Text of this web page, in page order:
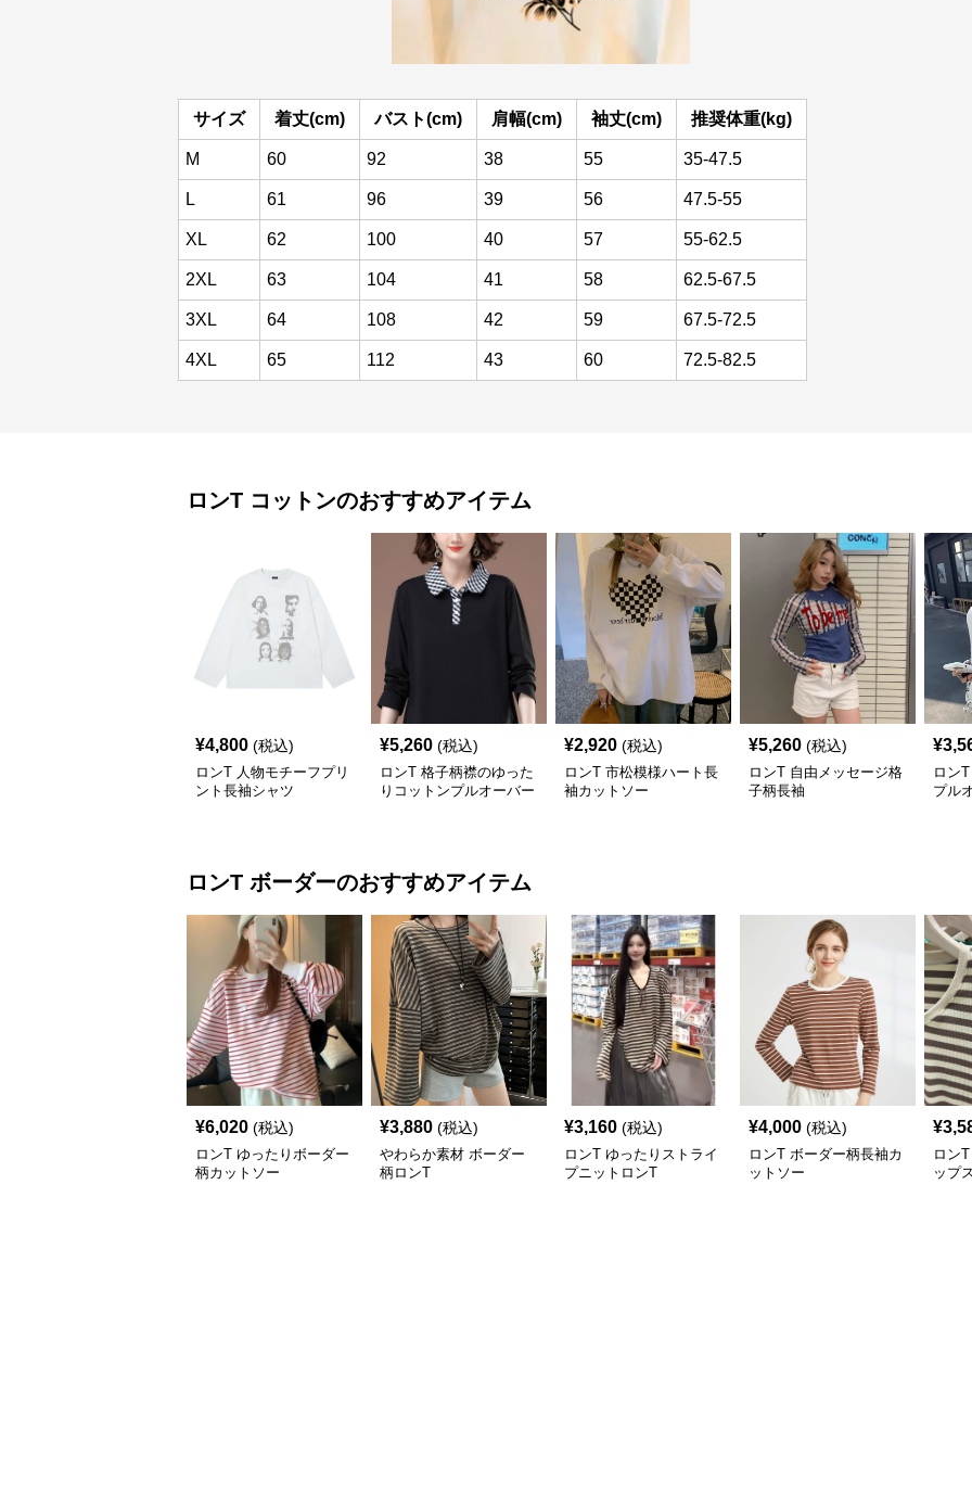
サイズ 着丈(cm) バスト(cm) 肩幅(cm) 袖丈(cm) 推奨体重(kg)
M 60 92 38 55 35-47.5
L 61 96 39 56 47.5-55
XL 62 100 40 57 55-62.5
2XL 63 104 41 58 62.5-67.5
3XL 64 108 42 59 67.5-72.5
4XL 65 112 43 60 72.5-82.5
ロンT コットンのおすすめアイテム
¥4,800 (税込)
ロンT 人物モチーフプリ
ント長袖シャツ
¥5,260 (税込)
ロンT 格子柄襟のゆった
りコットンプルオーバー
¥2,920 (税込)
ロンT 市松模様ハート長
袖カットソー
¥5,260 (税込)
ロンT 自由メッセージ格
子柄長袖
¥
ロン
プル
ロンT ボーダーのおすすめアイテム
¥6,020 (税込)
ロンT ゆったりボーダー
柄カットソー
¥3,880 (税込)
やわらか素材 ボーダー
柄ロンT
¥3,160 (税込)
ロンT ゆったりストライ
プニットロンT
¥4,000 (税込)
ロンT ボーダー柄長袖カ
ットソー
¥
ロン
ップ